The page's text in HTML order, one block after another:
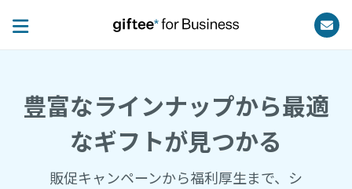
豊富なラインナップから最適
なギフトが見つかる
販促キャンペーンから福利厚生まで、シ